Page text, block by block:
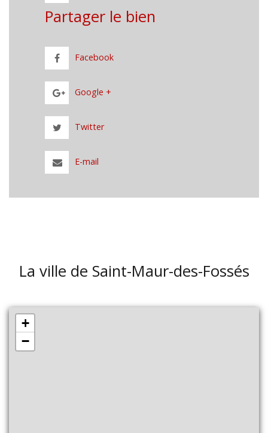
Partager le bien
Facebook
Google +
Twitter
E-mail
La ville de Saint-Maur-des-Fossés
+
−